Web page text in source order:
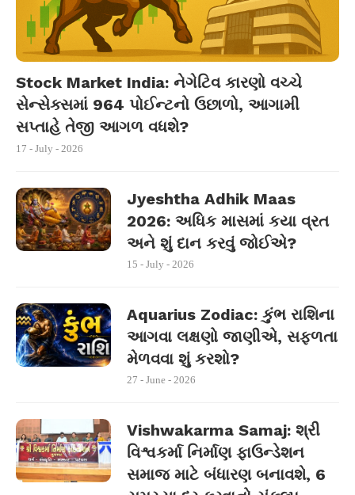
Stock Market India: નેગેટિવ કારણો વચ્ચે
સેન્સેક્સમાં 964 પોઈન્ટનો ઉછાળો, આગામી
સપ્તાહે તેજી આગળ વધશે?
17 - July - 2026
Jyeshtha Adhik Maas
2026: અધિક માસમાં કયા વ્રત
અને શું દાન કરવું જોઈએ?
15 - July - 2026
Aquarius Zodiac: કુંભ રાશિના
આગવા લક્ષણો જાણીએ, સફળતા
મેળવવા શું કરશો?
27 - June - 2026
Vishwakarma Samaj: શ્રી
વિશ્વકર્મા નિર્માણ ફાઉન્ડેશન
સમાજ માટે બંધારણ બનાવશે, 6